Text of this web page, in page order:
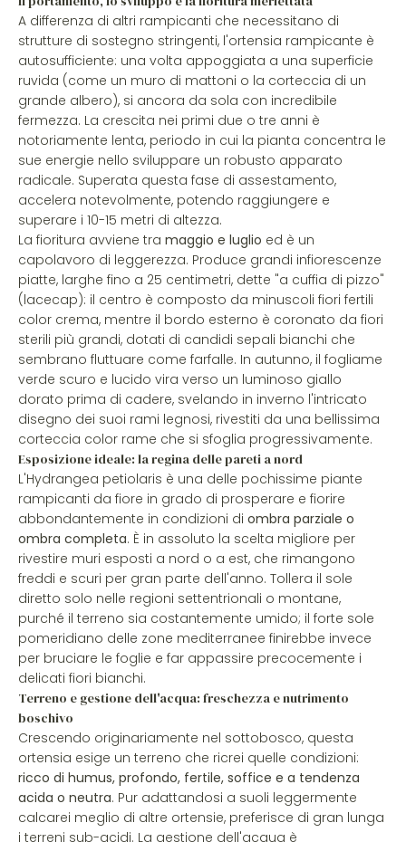
A differenza di altri rampicanti che necessitano di
strutture di sostegno stringenti, l'ortensia rampicante è
autosufficiente: una volta appoggiata a una superficie
ruvida (come un muro di mattoni o la corteccia di un
grande albero), si ancora da sola con incredibile
fermezza. La crescita nei primi due o tre anni è
notoriamente lenta, periodo in cui la pianta concentra le
sue energie nello sviluppare un robusto apparato
radicale. Superata questa fase di assestamento,
accelera notevolmente, potendo raggiungere e
superare i 10-15 metri di altezza.
La fioritura avviene tra maggio e luglio ed è un
capolavoro di leggerezza. Produce grandi infiorescenze
piatte, larghe fino a 25 centimetri, dette "a cuffia di pizzo"
(lacecap): il centro è composto da minuscoli fiori fertili
color crema, mentre il bordo esterno è coronato da fiori
sterili più grandi, dotati di candidi sepali bianchi che
sembrano fluttuare come farfalle. In autunno, il fogliame
verde scuro e lucido vira verso un luminoso giallo
dorato prima di cadere, svelando in inverno l'intricato
disegno dei suoi rami legnosi, rivestiti da una bellissima
corteccia color rame che si sfoglia progressivamente.
Esposizione ideale: la regina delle pareti a nord
L'Hydrangea petiolaris è una delle pochissime piante
rampicanti da fiore in grado di prosperare e fiorire
abbondantemente in condizioni di ombra parziale o
ombra completa. È in assoluto la scelta migliore per
rivestire muri esposti a nord o a est, che rimangono
freddi e scuri per gran parte dell'anno. Tollera il sole
diretto solo nelle regioni settentrionali o montane,
purché il terreno sia costantemente umido; il forte sole
pomeridiano delle zone mediterranee finirebbe invece
per bruciare le foglie e far appassire precocemente i
delicati fiori bianchi.
Terreno e gestione dell'acqua: freschezza e nutrimento
boschivo
Crescendo originariamente nel sottobosco, questa
ortensia esige un terreno che ricrei quelle condizioni:
ricco di humus, profondo, fertile, soffice e a tendenza
acida o neutra. Pur adattandosi a suoli leggermente
calcarei meglio di altre ortensie, preferisce di gran lunga
i terreni sub-acidi. La gestione dell'acqua è